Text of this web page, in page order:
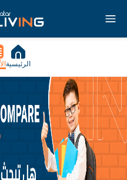
الرئيسية